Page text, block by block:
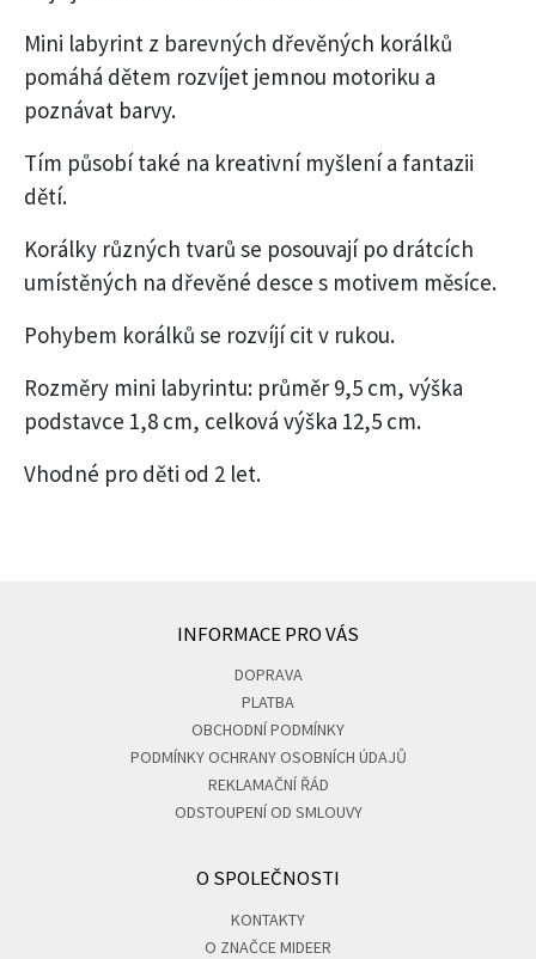
Mini labyrint z barevných dřevěných korálků
pomáhá dětem rozvíjet jemnou motoriku a
poznávat barvy.
Tím působí také na kreativní myšlení a fantazii
dětí.
Korálky různých tvarů se posouvají po drátcích
umístěných na dřevěné desce s motivem měsíce.
Pohybem korálků se rozvíjí cit v rukou.
Rozměry mini labyrintu: průměr 9,5 cm, výška
podstavce 1,8 cm, celková výška 12,5 cm.
Vhodné pro děti od 2 let.
INFORMACE PRO VÁS
DOPRAVA
PLATBA
OBCHODNÍ PODMÍNKY
PODMÍNKY OCHRANY OSOBNÍCH ÚDAJŮ
REKLAMAČNÍ ŘÁD
ODSTOUPENÍ OD SMLOUVY
O SPOLEČNOSTI
KONTAKTY
O ZNAČCE MIDEER